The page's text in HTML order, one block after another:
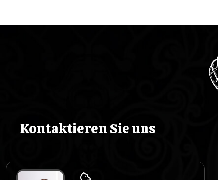
j
s
u
Kontaktieren Sie uns